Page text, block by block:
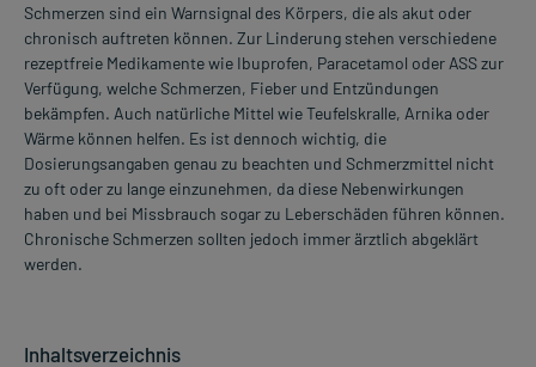
Schmerzen sind ein Warnsignal des Körpers, die als akut oder
chronisch auftreten können. Zur Linderung stehen verschiedene
rezeptfreie Medikamente wie Ibuprofen, Paracetamol oder ASS zur
Verfügung, welche Schmerzen, Fieber und Entzündungen
bekämpfen. Auch natürliche Mittel wie Teufelskralle, Arnika oder
Wärme können helfen. Es ist dennoch wichtig, die
Dosierungsangaben genau zu beachten und Schmerzmittel nicht
zu oft oder zu lange einzunehmen, da diese Nebenwirkungen
haben und bei Missbrauch sogar zu Leberschäden führen können.
Chronische Schmerzen sollten jedoch immer ärztlich abgeklärt
werden.
Inhaltsverzeichnis